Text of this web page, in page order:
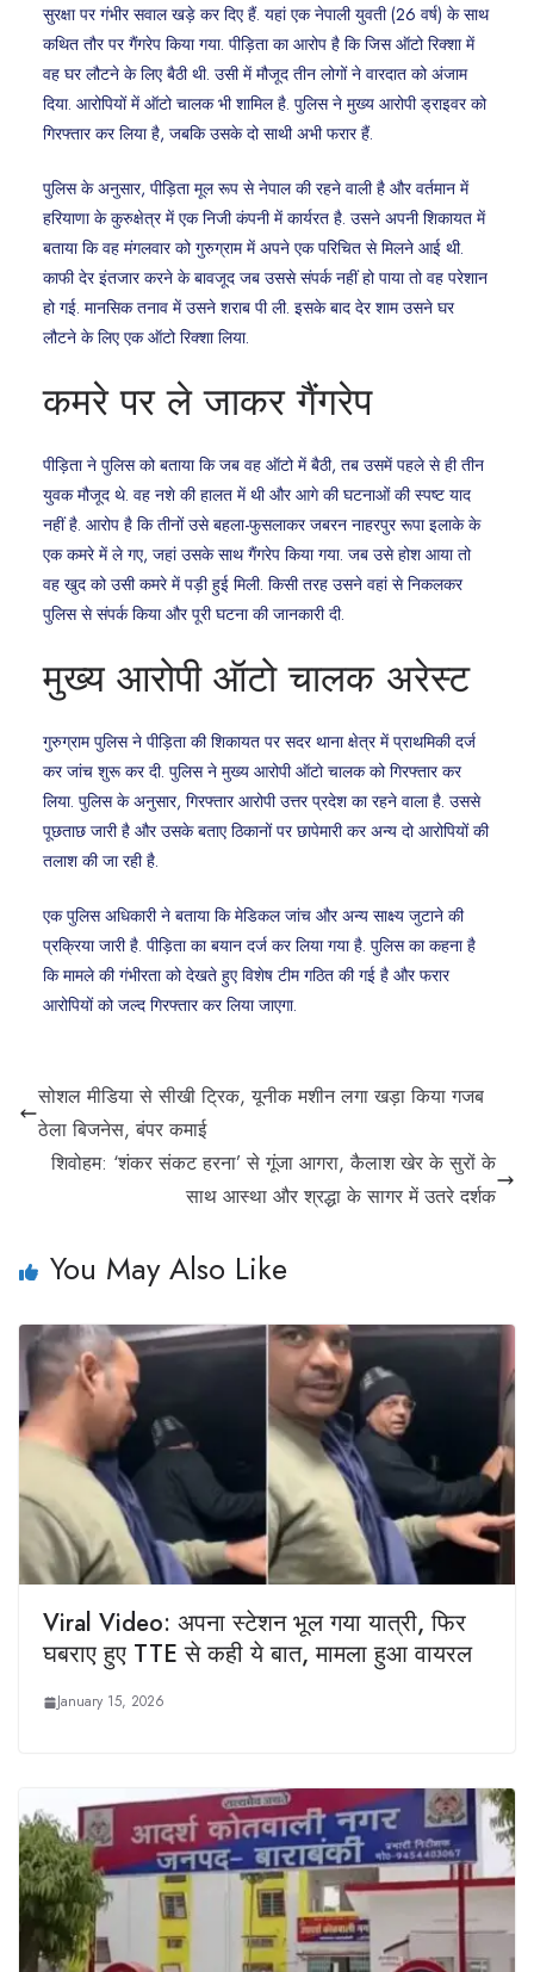
सुरक्षा पर गंभीर सवाल खड़े कर दिए हैं. यहां एक नेपाली युवती (26 वर्ष) के साथ
कथित तौर पर गैंगरेप किया गया. पीड़िता का आरोप है कि जिस ऑटो रिक्शा में
वह घर लौटने के लिए बैठी थी. उसी में मौजूद तीन लोगों ने वारदात को अंजाम
दिया. आरोपियों में ऑटो चालक भी शामिल है. पुलिस ने मुख्य आरोपी ड्राइवर को
गिरफ्तार कर लिया है, जबकि उसके दो साथी अभी फरार हैं.
पुलिस के अनुसार, पीड़िता मूल रूप से नेपाल की रहने वाली है और वर्तमान में
हरियाणा के कुरुक्षेत्र में एक निजी कंपनी में कार्यरत है. उसने अपनी शिकायत में
बताया कि वह मंगलवार को गुरुग्राम में अपने एक परिचित से मिलने आई थी.
काफी देर इंतजार करने के बावजूद जब उससे संपर्क नहीं हो पाया तो वह परेशान
हो गई. मानसिक तनाव में उसने शराब पी ली. इसके बाद देर शाम उसने घर
लौटने के लिए एक ऑटो रिक्शा लिया.
कमरे पर ले जाकर गैंगरेप
पीड़िता ने पुलिस को बताया कि जब वह ऑटो में बैठी, तब उसमें पहले से ही तीन
युवक मौजूद थे. वह नशे की हालत में थी और आगे की घटनाओं की स्पष्ट याद
नहीं है. आरोप है कि तीनों उसे बहला-फुसलाकर जबरन नाहरपुर रूपा इलाके के
एक कमरे में ले गए, जहां उसके साथ गैंगरेप किया गया. जब उसे होश आया तो
वह खुद को उसी कमरे में पड़ी हुई मिली. किसी तरह उसने वहां से निकलकर
पुलिस से संपर्क किया और पूरी घटना की जानकारी दी.
मुख्य आरोपी ऑटो चालक अरेस्ट
गुरुग्राम पुलिस ने पीड़िता की शिकायत पर सदर थाना क्षेत्र में प्राथमिकी दर्ज
कर जांच शुरू कर दी. पुलिस ने मुख्य आरोपी ऑटो चालक को गिरफ्तार कर
लिया. पुलिस के अनुसार, गिरफ्तार आरोपी उत्तर प्रदेश का रहने वाला है. उससे
पूछताछ जारी है और उसके बताए ठिकानों पर छापेमारी कर अन्य दो आरोपियों की
तलाश की जा रही है.
एक पुलिस अधिकारी ने बताया कि मेडिकल जांच और अन्य साक्ष्य जुटाने की
प्रक्रिया जारी है. पीड़िता का बयान दर्ज कर लिया गया है. पुलिस का कहना है
कि मामले की गंभीरता को देखते हुए विशेष टीम गठित की गई है और फरार
आरोपियों को जल्द गिरफ्तार कर लिया जाएगा.
सोशल मीडिया से सीखी ट्रिक, यूनीक मशीन लगा खड़ा किया गजब
ठेला बिजनेस, बंपर कमाई
शिवोहम: ‘शंकर संकट हरना’ से गूंजा आगरा, कैलाश खेर के सुरों के
साथ आस्था और श्रद्धा के सागर में उतरे दर्शक
You May Also Like
Viral Video: अपना स्टेशन भूल गया यात्री, फिर
घबराए हुए TTE से कही ये बात, मामला हुआ वायरल
January 15, 2026